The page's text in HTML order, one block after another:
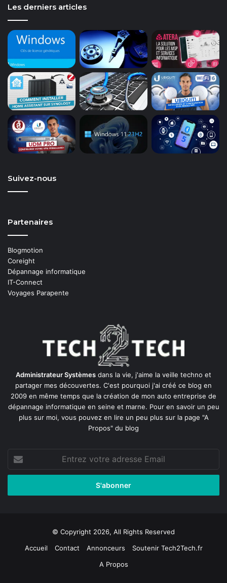
Les derniers articles
Suivez-nous
Partenaires
Blogmotion
Coreight
Dépannage informatique
IT-Connect
Voyages Parapente
Administrateur Systèmes dans la vie, j'aime la veille techno et
partager mes découvertes. C'est pourquoi j'ai créé ce blog en
2009 en même temps que la création de mon auto entreprise de
dépannage informatique en seine et marne. Pour en savoir un peu
plus sur moi, vous pouvez en lire un peu plus sur la page "A
Propos" du blog
Entrez
votre
adresse
© Copyright 2026, All Rights Reserved
Accueil
Contact Annonceurs
Soutenir Tech2Tech.fr
A Propos